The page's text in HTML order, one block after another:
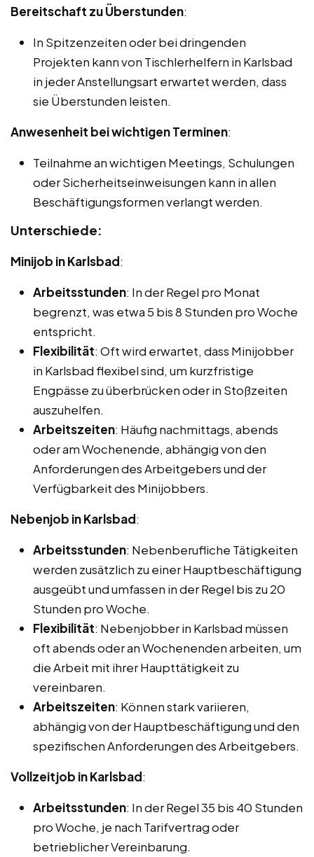
Bereitschaft zu Überstunden:
In Spitzenzeiten oder bei dringenden
Projekten kann von Tischlerhelfern in Karlsbad
in jeder Anstellungsart erwartet werden, dass
sie Überstunden leisten.
Anwesenheit bei wichtigen Terminen:
Teilnahme an wichtigen Meetings, Schulungen
oder Sicherheitseinweisungen kann in allen
Beschäftigungsformen verlangt werden.
Unterschiede:
Minijob in Karlsbad:
Arbeitsstunden: In der Regel pro Monat
begrenzt, was etwa 5 bis 8 Stunden pro Woche
entspricht.
Flexibilität: Oft wird erwartet, dass Minijobber
in Karlsbad flexibel sind, um kurzfristige
Engpässe zu überbrücken oder in Stoßzeiten
auszuhelfen.
Arbeitszeiten: Häufig nachmittags, abends
oder am Wochenende, abhängig von den
Anforderungen des Arbeitgebers und der
Verfügbarkeit des Minijobbers.
Nebenjob in Karlsbad:
Arbeitsstunden: Nebenberufliche Tätigkeiten
werden zusätzlich zu einer Hauptbeschäftigung
ausgeübt und umfassen in der Regel bis zu 20
Stunden pro Woche.
Flexibilität: Nebenjobber in Karlsbad müssen
oft abends oder an Wochenenden arbeiten, um
die Arbeit mit ihrer Haupttätigkeit zu
vereinbaren.
Arbeitszeiten: Können stark variieren,
abhängig von der Hauptbeschäftigung und den
spezifischen Anforderungen des Arbeitgebers.
Vollzeitjob in Karlsbad:
Arbeitsstunden: In der Regel 35 bis 40 Stunden
pro Woche, je nach Tarifvertrag oder
betrieblicher Vereinbarung.